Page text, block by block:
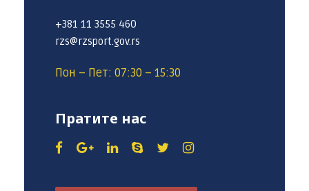
+381 11 3555 460
rzs@rzsport.gov.rs
Пон – Пет: 07:30 – 15:30
Пратите нас